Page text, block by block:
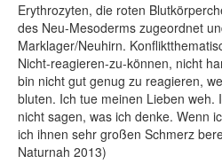
Erythrozyten, die roten
des Neu-Mesoderms zugeordnet
Marklager/Neuhirn.
Nicht-reagieren-zu-können, nicht
bin nicht gut genug zu reagieren,
bluten. Ich tue meinen Lieben weh.
nicht sagen, was ich denke. Wenn
ich ihnen sehr großen Schmerz
Naturnah 2013)